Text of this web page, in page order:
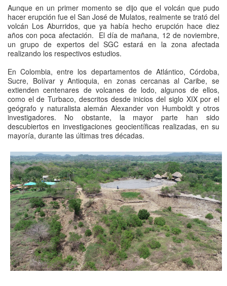
Aunque en un primer momento se dijo que el volcán que pudo
hacer erupción fue el San José de Mulatos, realmente se trató del
volcán Los Aburridos, que ya había hecho erupción hace diez
años con poca afectación. El día de mañana, 12 de noviembre,
un grupo de expertos del SGC estará en la zona afectada
realizando los respectivos estudios.​
En Colombia, entre los departamentos de Atlántico, Córdoba,
Sucre, Bolívar y Antioquia, en zonas cercanas al Caribe, se
extienden centenares de volcanes de lodo, algunos de ellos,
como el de Turbaco, descritos desde inicios del siglo XIX por el
geógrafo y naturalista alemán Alexander von Humboldt y otros
investigadores. No obstante, la mayor parte han sido
descubiertos en investigaciones geocientíficas realizadas, en su
mayoría, durante las últimas tres décadas.